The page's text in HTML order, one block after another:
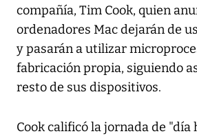
compañía, Tim Cook, quien
ordenadores Mac dejarán de
y pasarán a utilizar
fabricación propia, siguiendo
resto de sus dispositivos.
Cook calificó la jornada de